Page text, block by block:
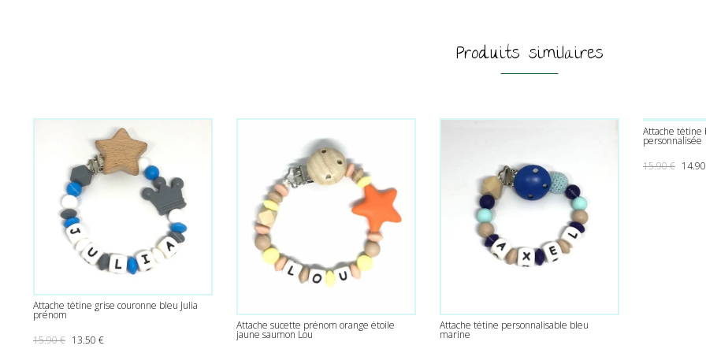
Produits similaires
Attache tétine grise couronne bleu Julia
prénom
15.90€ Le prix initial était : 15.90 €.
13.50 €Le prix actuel est : 13.50 €.
Attache sucette prénom orange étoile
jaune saumon Lou
Attache tétine personnalisable bleu
marine
Attache tétine
personnalisée
15.90€ Le
14.90